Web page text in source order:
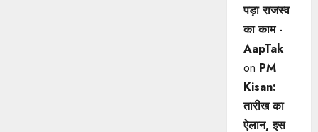
पड़ा राजस्व
का काम -
AapTak
on PM
Kisan:
तारीख का
ऐलान, इस